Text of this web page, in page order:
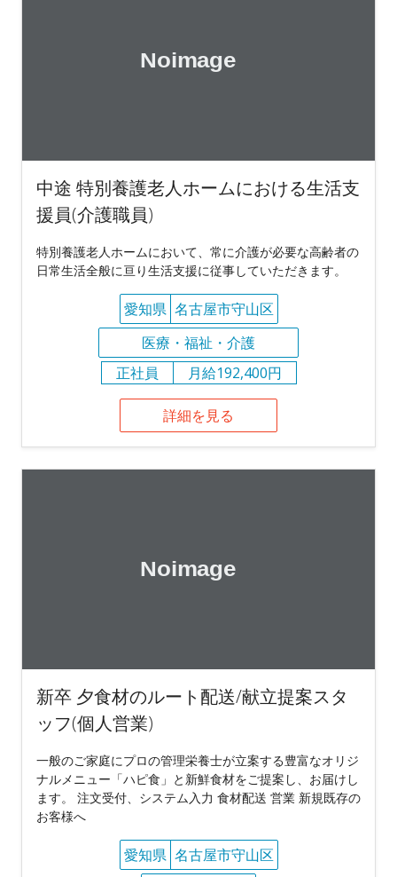
中途 特別養護老人ホームにおける生活支
援員(介護職員)
特別養護老人ホームにおいて、常に介護が必要な高齢者の
日常生活全般に亘り生活支援に従事していただきます。
愛知県 名古屋市守山区
医療・福祉・介護
正社員
月給192,400円
詳細を見る
新卒 夕食材のルート配送/献立提案スタ
ッフ(個人営業)
一般のご家庭にプロの管理栄養士が立案する豊富なオリジ
ナルメニュー「ハピ食」と新鮮食材をご提案し、お届けし
ます。 注文受付、システム入力 食材配送 営業 新規既存の
お客様へ
愛知県 名古屋市守山区